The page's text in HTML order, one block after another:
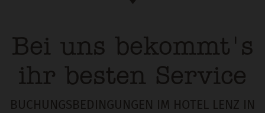
Bei uns bekommt's
ihr besten Service
BUCHUNGSBEDINGUNGEN IM HOTEL LENZ IN